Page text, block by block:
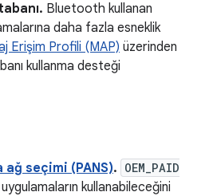
Bluetooth kullanan
daha fazla esneklik
Erişim Profili (MAP) üzerinden
kullanma desteği
ağ seçimi (PANS). OEM_PAID
kullanabileceğini